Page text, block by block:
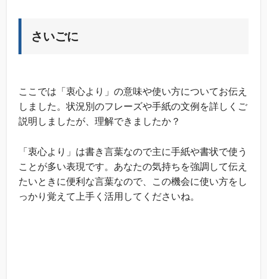
さいごに
ここでは「衷心より」の意味や使い方についてお伝え
しました。状況別のフレーズや手紙の文例を詳しくご
説明しましたが、理解できましたか？
「衷心より」は書き言葉なので主に手紙や書状で使う
ことが多い表現です。あなたの気持ちを強調して伝え
たいときに便利な言葉なので、この機会に使い方をし
っかり覚えて上手く活用してくださいね。